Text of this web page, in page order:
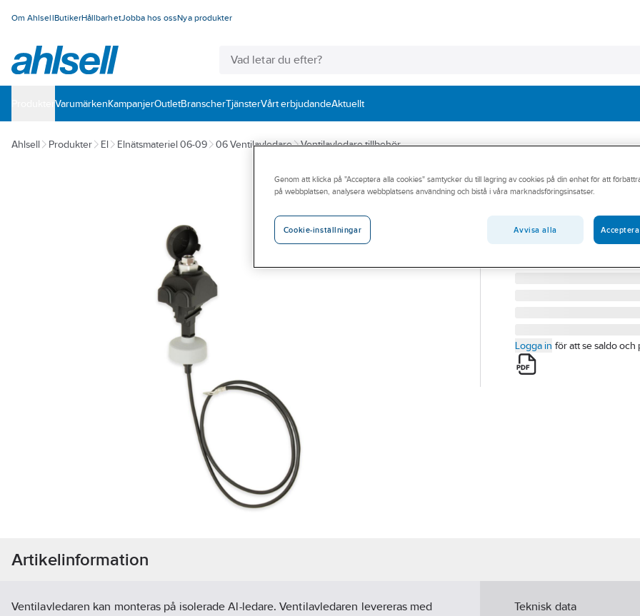
Om AhlsellButikerHållbarhetJobba hos ossNya produkter
VarumärkenKampanjerOutletBranscherTjänsterVårt erbjudandeAktuellt
Ahlsell Produkter El Elnätsmateriel 06-09 06 Ventilavledare Ventilavledare tillbehör
ENSTO
Ventilavledare
VENTILAVLEDARE LV
Artikelnummer:
0634259
SE46.275-15
Logga in för att se saldo och
Artikelinformation
Ventilavledaren kan monteras på isolerade Al-ledare. Ventilavledaren levereras med
Teknisk data
Genom att klicka på "Acceptera alla cookies" samtycker du till lagring av cookies på din enhet för att
på webbplatsen, analysera webbplatsens användning och bistå i våra marknadsföringsinsatser.
Cookie-inställningar Avvisa alla